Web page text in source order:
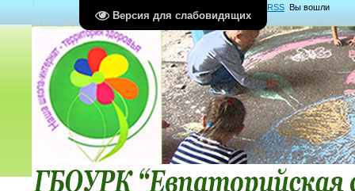
Версия для слабовидящих
RSS Вы вошли
какГость Группа "Гости"